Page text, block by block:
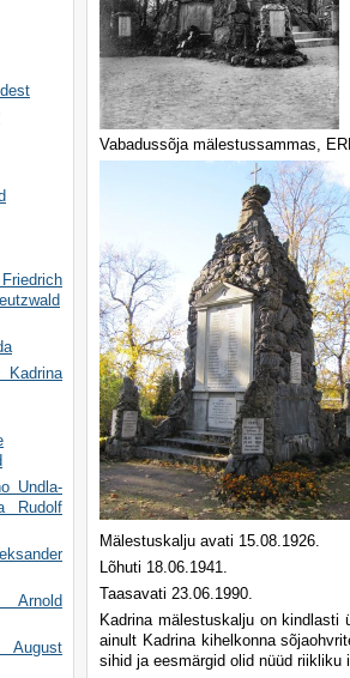
Undla-
Rudolf
Vabadussõja mälestussammas,
Mälestuskalju avati 15.08.1926.
Lõhuti 18.06.1941.
Taasavati 23.06.1990.
Kadrina mälestuskalju on kindlasti
ainult Kadrina kihelkonna
sihid ja eesmärgid olid nüüd riikliku